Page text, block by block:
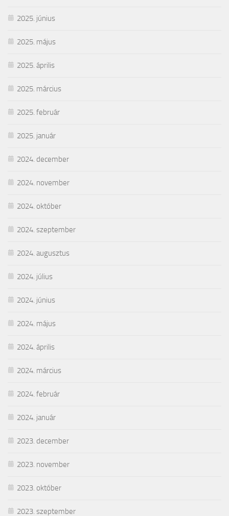
2025. június
2025. május
2025. április
2025. március
2025. február
2025. január
2024. december
2024. november
2024. október
2024. szeptember
2024. augusztus
2024. július
2024. június
2024. május
2024. április
2024. március
2024. február
2024. január
2023. december
2023. november
2023. október
2023. szeptember